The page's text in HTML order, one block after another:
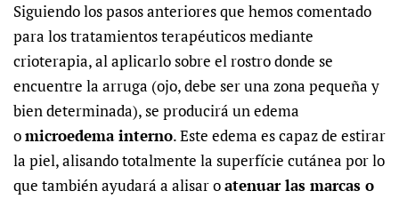
Siguiendo los pasos anteriores que hemos comentado
para lostratamientos terapéuticos mediante
crioterapia, al aplicarlo sobre el rostro donde se
encuentre la arruga (ojo, debe ser una zona pequeña y
bien determinada), se producirá un edema
omicroedema interno. Este edema es capaz de estirar
la piel, alisando totalmente la superfície cutánea por lo
que también ayudará a alisar oatenuar las marcas o